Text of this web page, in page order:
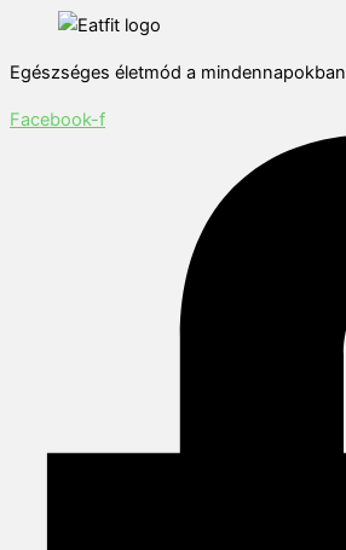
Egészséges életmód a mindennapokban
Facebook-f